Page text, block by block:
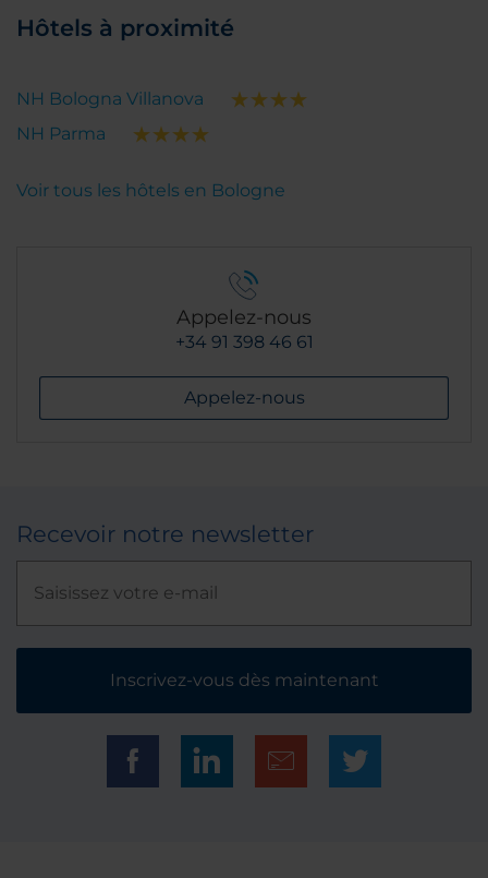
Hôtels à proximité
NH Bologna Villanova
NH Parma
Voir tous les hôtels en Bologne
Appelez-nous
+34 91 398 46 61
Appelez-nous
Recevoir notre newsletter
Inscrivez-vous dès maintenant